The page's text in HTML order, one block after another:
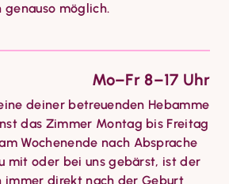
möglich.
Mo–Fr 8–17 Uhr
deiner betreuenden Hebamme
das Zimmer Montag bis Freitag
Wochenende nach Absprache
mit oder bei uns gebärst, ist der
immer direkt nach der Geburt